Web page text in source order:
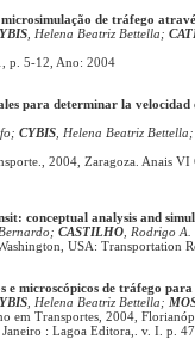
de tráfego
, Helena Beatriz Bettella;
p. 5-12, Ano: 2004
para determinar la velocidad
CYBIS , Helena Beatriz
2004, Zaragoza. Anais VI
conceptual analysis and
Bernardo; CASTILHO , Rodrigo
USA: Transportation
e microscópicos de tráfego
, Helena Beatriz Bettella;
em Transportes, 2004,
Janeiro : Lagoa Editora,. v. I. p.